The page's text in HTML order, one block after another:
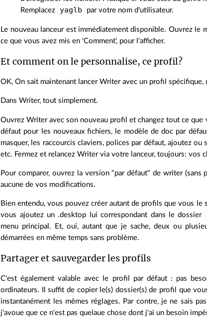
Remplacez
yaglb par votre nom d'utilisateur.
Le nouveau lanceur est immédiatement disponible. Ouvrez
ce que vous avez mis en 'Comment', pour l'afficher.
Et comment on le personnalise, ce profil?
OK, On sait maintenant lancer Writer avec un profil
Dans Writer, tout simplement.
Ouvrez Writer avec son nouveau profil et changez tout ce
défaut pour les nouveaux fichiers, le modèle de doc par
masquer, les raccourcis claviers, polices par défaut, ajoutez
etc. Fermez et relancez Writer via votre lanceur, toujours: vos
Pour comparer, ouvrez la version "par défaut" de writer
aucune de vos modifications.
Bien entendu, vous pouvez créer autant de profils que vous le
vous ajoutez un .desktop lui correspondant dans le dossier
menu principal. Et, oui, autant que je sache, deux ou
démarrées en même temps sans problème.
Partager et sauvegarder les profils
C'est également valable avec le profil par défaut : pas
ordinateurs. Il suffit de copier le(s) dossier(s) de profil que
instantanément les mêmes réglages. Par contre, je ne sais
j'avoue que ce n'est pas quelaue chose dont j'ai un besoin